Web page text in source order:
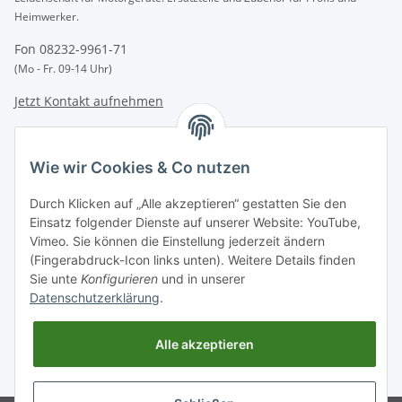
Heimwerker.
Fon 08232-9961-71
(Mo - Fr. 09-14 Uhr)
Jetzt Kontakt aufnehmen
Zahlungsarten
BAR | ÜBERWEISUNG | PAYPAL
Versandpartner
DHL | GLS | DPD | HERMES | POST
Versand
Wie wir Cookies & Co nutzen
Durch Klicken auf „Alle akzeptieren“ gestatten Sie den
Einsatz folgender Dienste auf unserer Website: YouTube,
Vimeo. Sie können die Einstellung jederzeit ändern
(Fingerabdruck-Icon links unten). Weitere Details finden
Sie unte Konfigurieren und in unserer
Datenschutzerklärung.
Alle akzeptieren